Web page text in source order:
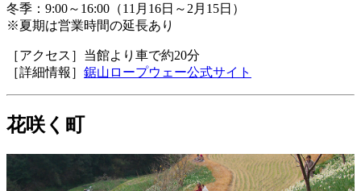
冬季：9:00～16:00（11月16日～2月15日）
※夏期は営業時間の延長あり
［アクセス］当館より車で約20分
［詳細情報］ 鋸山ロープウェー公式サイト
花咲く町